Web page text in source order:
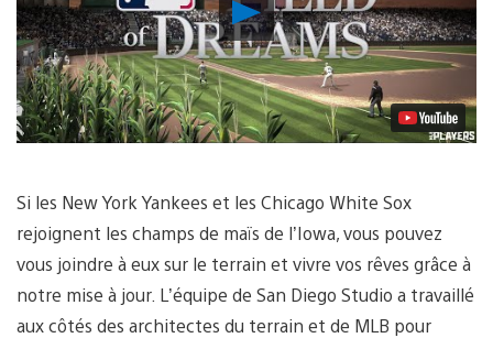
Lancer
la
vidéo
Si les New York Yankees et les Chicago White Sox
rejoignent les champs de maïs de l’Iowa, vous pouvez
vous joindre à eux sur le terrain et vivre vos rêves grâce à
notre mise à jour. L’équipe de San Diego Studio a travaillé
aux côtés des architectes du terrain et de MLB pour